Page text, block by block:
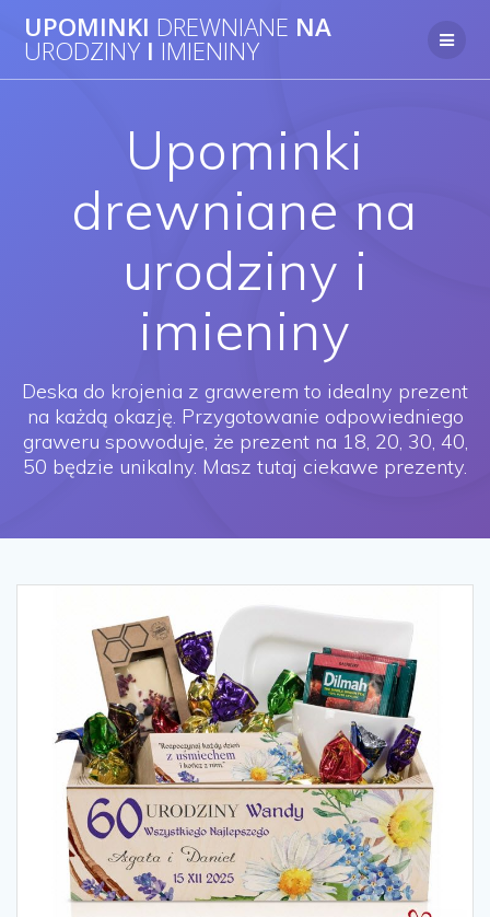
UPOMINKI DREWNIANE NA
URODZINY I IMIENINY
Upominki
drewniane na
urodziny i
imieniny
Deska do krojenia z grawerem to idealny prezent
na każdą okazję. Przygotowanie odpowiedniego
graweru spowoduje, że prezent na 18, 20, 30, 40,
50 będzie unikalny. Masz tutaj ciekawe prezenty.